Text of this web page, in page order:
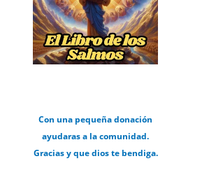
Con una pequeña donación
ayudaras a la comunidad.
Gracias y que dios te bendiga.